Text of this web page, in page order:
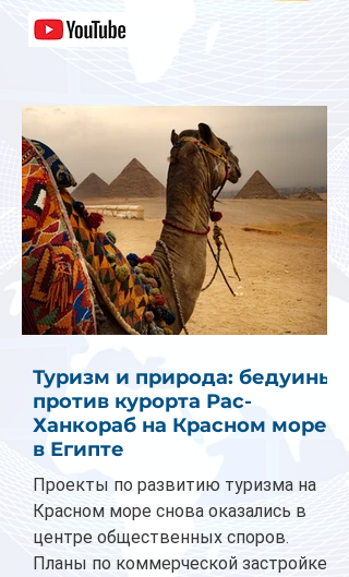
Туризм и природа: бедуины
против курорта Рас-
Ханкораб на Красном море
в Египте
Проекты по развитию туризма на
Красном море снова оказались в
центре общественных споров.
Планы по коммерческой застройке